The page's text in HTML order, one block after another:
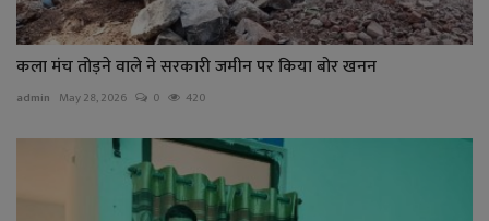
कला मंच तोड़ने वाले ने सरकारी जमीन पर किया बोर खनन
admin May 28, 2026 0 420